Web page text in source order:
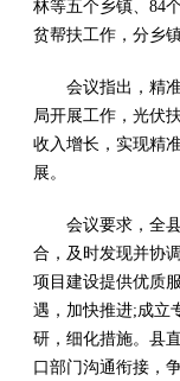
林等五个乡镇、84
贫帮扶工作，分乡
会议指出，精
局开展工作，光伏
收入增长，实现精
展。
会议要求，全
合，及时发现并协
项目建设提供优质
遇，加快推进;成立
研，细化措施。县
口部门沟通衔接，